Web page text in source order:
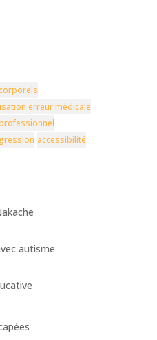
erreur médicale
accessibilité
autisme